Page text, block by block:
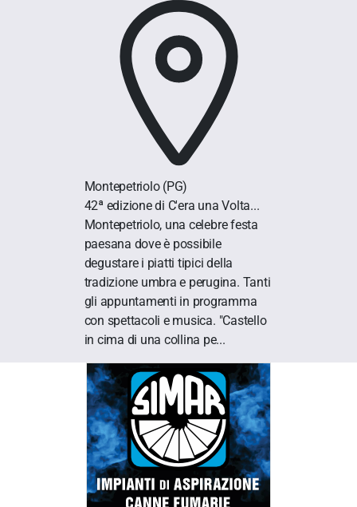
Montepetriolo (PG)
42ª edizione di C'era una Volta...
Montepetriolo, una celebre festa
paesana dove è possibile
degustare i piatti tipici della
tradizione umbra e perugina. Tanti
gli appuntamenti in programma
con spettacoli e musica. "Castello
in cima di una collina pe...